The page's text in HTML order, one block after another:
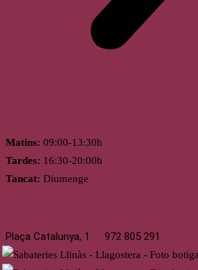
Matins: 09:00-13:30h
Tardes: 16:30-20:00h
Tancat: Diumenge
Plaça Catalunya, 1 972 805 291